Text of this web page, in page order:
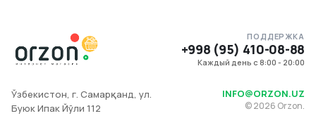
ПОДДЕРЖКА
+998 (95) 410-08-88
Каждый день с 8:00 - 20:00
Ўзбекистон, г. Самарқанд, ул.
Буюк Ипак Йўли 112
INFO@ORZON.UZ
©2026 Orzon.